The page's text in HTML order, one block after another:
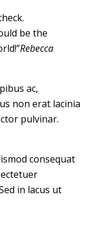
be the
Rebecca
ac,
non erat lacinia
pulvinar.
consequat
in lacus ut